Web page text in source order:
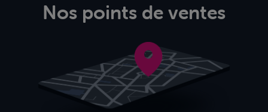
Nos points de ventes